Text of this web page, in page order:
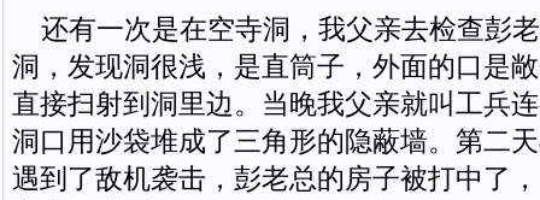
还有一次是在空寺洞，我父亲去检查彭
洞，发现洞很浅，是直筒子，外面的口是
直接扫射到洞里边。当晚我父亲就叫工兵
洞口用沙袋堆成了三角形的隐蔽墙。第二
遇到了敌机袭击，彭老总的房子被打中了